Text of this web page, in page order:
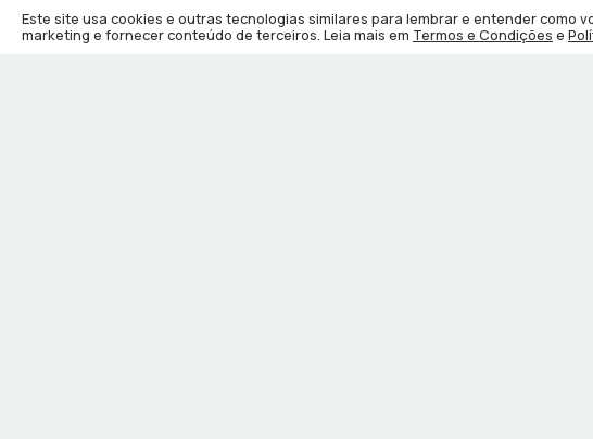
Este site usa cookies e outras tecnologias similares para lembrar e entender
marketing e fornecer conteúdo de terceiros. Leia mais em Termos e Condições e